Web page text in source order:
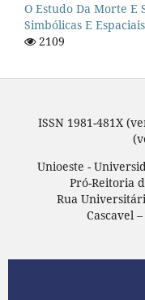
O Estudo Da Morte E
Simbólicas E Espaciais
2109
ISSN 1981-481X
Unioeste -
Pró-Reitoria
Rua
Cascavel